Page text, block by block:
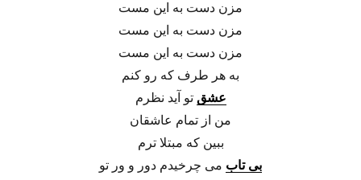
مزن دست به این مست
مزن دست به این مست
مزن دست به این مست
به هر طرف که رو کنم
عشق تو آید نظرم
من از تمام عاشقان
ببین که مبتلا ترم
بی تاب می چرخیدم دور و ور تو